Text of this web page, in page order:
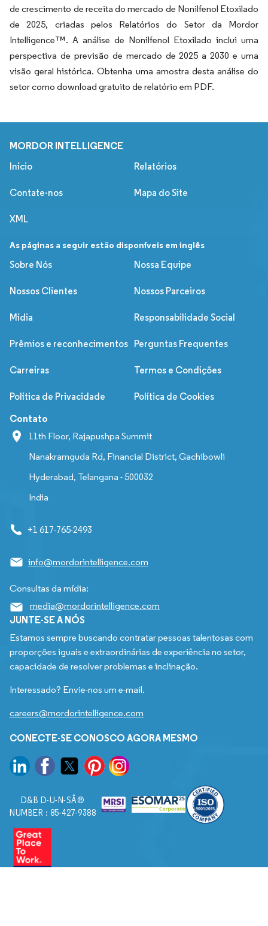
de crescimento de receita do mercado de Nonilfenol Etoxilado
de 2025, criadas pelos Relatórios do Setor da Mordor
Intelligence™. A análise de Nonilfenol Etoxilado inclui uma
perspectiva de previsão de mercado de 2025 a 2030 e uma
visão geral histórica. Obtenha uma amostra desta análise do
setor como download gratuito de relatório em PDF.
MORDOR INTELLIGENCE
Início Relatórios
Contate-nos Mapa do Site
XML
As páginas a seguir estão disponíveis em inglês
Sobre Nós
Nossa Equipe
Nossos Clientes Nossos Parceiros
Mídia Responsabilidade Social
Prêmios e reconhecimentos Perguntas Frequentes
Carreiras Termos e Condições
Política de Privacidade Política de Cookies
Contato
11th Floor, Rajapushpa Summit
Nanakramguda Rd, Financial District, Gachibowli
Hyderabad, Telangana - 500032
India
+1 617-765-2493
info@mordorintelligence.com
Consultas da mídia:
media@mordorintelligence.com
JUNTE-SE A NÓS
Estamos sempre buscando contratar pessoas talentosas com
proporções iguais e extraordinárias de experiência no setor,
capacidade de resolver problemas e inclinação.
Interessado? Envie-nos um e-mail.
careers@mordorintelligence.com
CONECTE-SE CONOSCO AGORA MESMO
D&B D-U-N-SÂ®
NUMBER : 85-427-9388